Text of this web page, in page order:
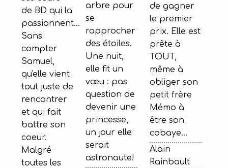
de BD qui la
passionnent...
Sans
compter
Samuel,
qu'elle vient
tout juste de
rencontrer
et qui fait
battre son
coeur.
Malgré
toutes les
arbre pour
se
rapprocher
des étoiles.
Une nuit,
elle fit un
vœu : pas
question de
devenir une
princesse,
un jour elle
serait
astronaute!
de gagner
le premier
prix. Elle est
prête à
TOUT,
même à
obliger son
petit frère
Mémo à
être son
cobaye…
Alain
Rainbault